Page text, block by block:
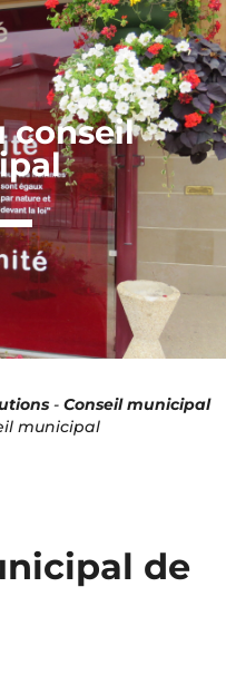
conseil
- Conseil municipal
municipal
de